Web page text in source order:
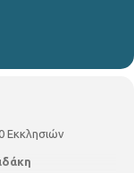
Εκκλησιών